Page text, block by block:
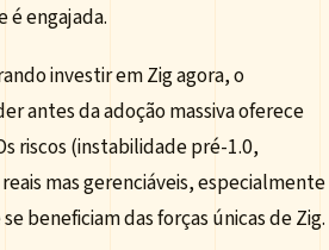
é engajada.
investir em Zig agora, o
antes da adoção massiva oferece
riscos (instabilidade pré-1.0,
mas gerenciáveis, especialmente
beneficiam das forças únicas de Zig.